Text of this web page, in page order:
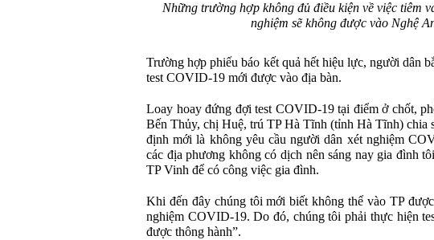
Những trường hợp không đủ điều kiện về việc tiêm
nghiệm sẽ không được vào Nghệ
Trường hợp phiếu báo kết quả hết hiệu lực, người dân
test COVID-19 mới được vào địa bàn.
Loay hoay đứng đợi test COVID-19 tại điểm ở chốt,
Bến Thủy, chị Huệ, trú TP Hà Tĩnh (tỉnh Hà Tĩnh) chia
định mới là không yêu cầu người dân xét nghiệm
các địa phương không có dịch nên sáng nay gia đình
TP Vinh để có công việc gia đình.
Khi đến đây chúng tôi mới biết không thể vào TP
nghiệm COVID-19. Do đó, chúng tôi phải thực hiện
được thông hành”.